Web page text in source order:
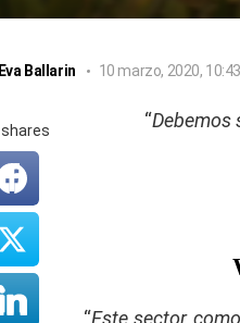
Eva Ballarin 10 marzo, 2020,
“Debemos
“Este sector,
shares